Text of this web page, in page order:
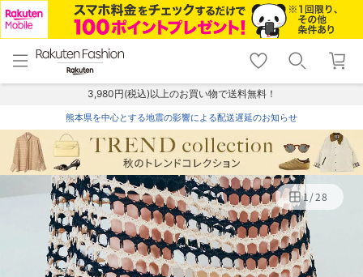
menu home
トップ
shopping_cart lock_outline
ログイン
3,980円(税込)以上のお買い物で送料無料！
熊本県を中心とする地震の影響による配送遅延のお知らせ
1/28